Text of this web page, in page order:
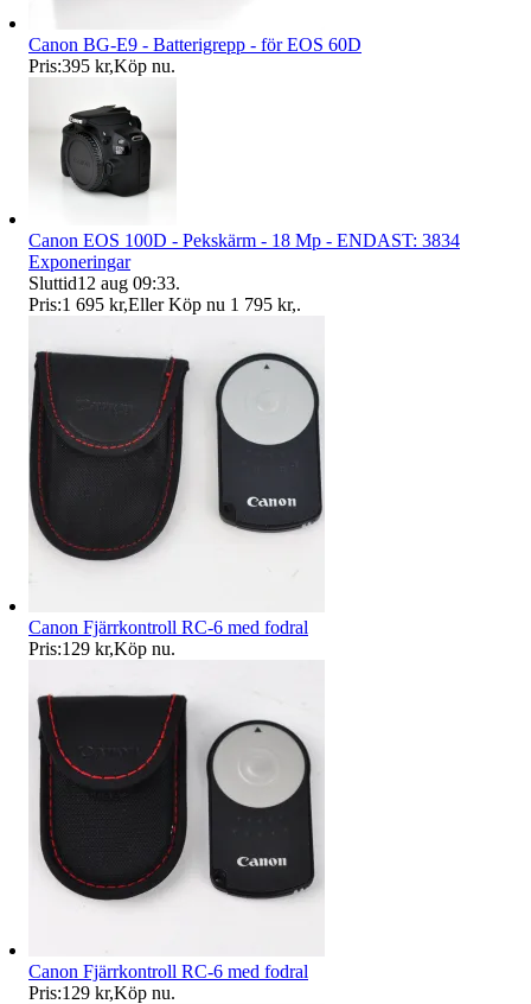
Canon BG-E9 - Batterigrepp - för EOS 60D
Pris:395 kr,Köp nu.
Canon EOS 100D - Pekskärm - 18 Mp - ENDAST: 3834
Exponeringar
Sluttid12 aug 09:33.
Pris:1 695 kr,Eller Köp nu 1 795 kr,.
Canon Fjärrkontroll RC-6 med fodral
Pris:129 kr,Köp nu.
Canon Fjärrkontroll RC-6 med fodral
Pris:129 kr,Köp nu.